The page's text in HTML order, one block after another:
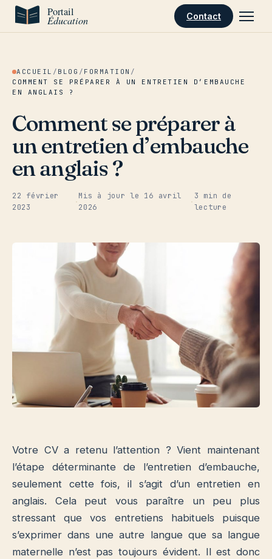
Aller au contenu
Contact
ACCUEIL / BLOG / FORMATION /
COMMENT SE PRÉPARER À UN ENTRETIEN D’EMBAUCHE
EN ANGLAIS ?
Comment se préparer à
un entretien d’embauche
en anglais ?
22 février
2023
·
Mis à jour le 16 avril
2026
·
3 min de
lecture
Votre CV a retenu l’attention ? Vient maintenant
l’étape déterminante de l’entretien d’embauche,
seulement cette fois, il s’agit d’un entretien en
anglais. Cela peut vous paraître un peu plus
stressant que vos entretiens habituels puisque
s’exprimer dans une autre langue que sa langue
maternelle n’est pas toujours évident. Il est donc